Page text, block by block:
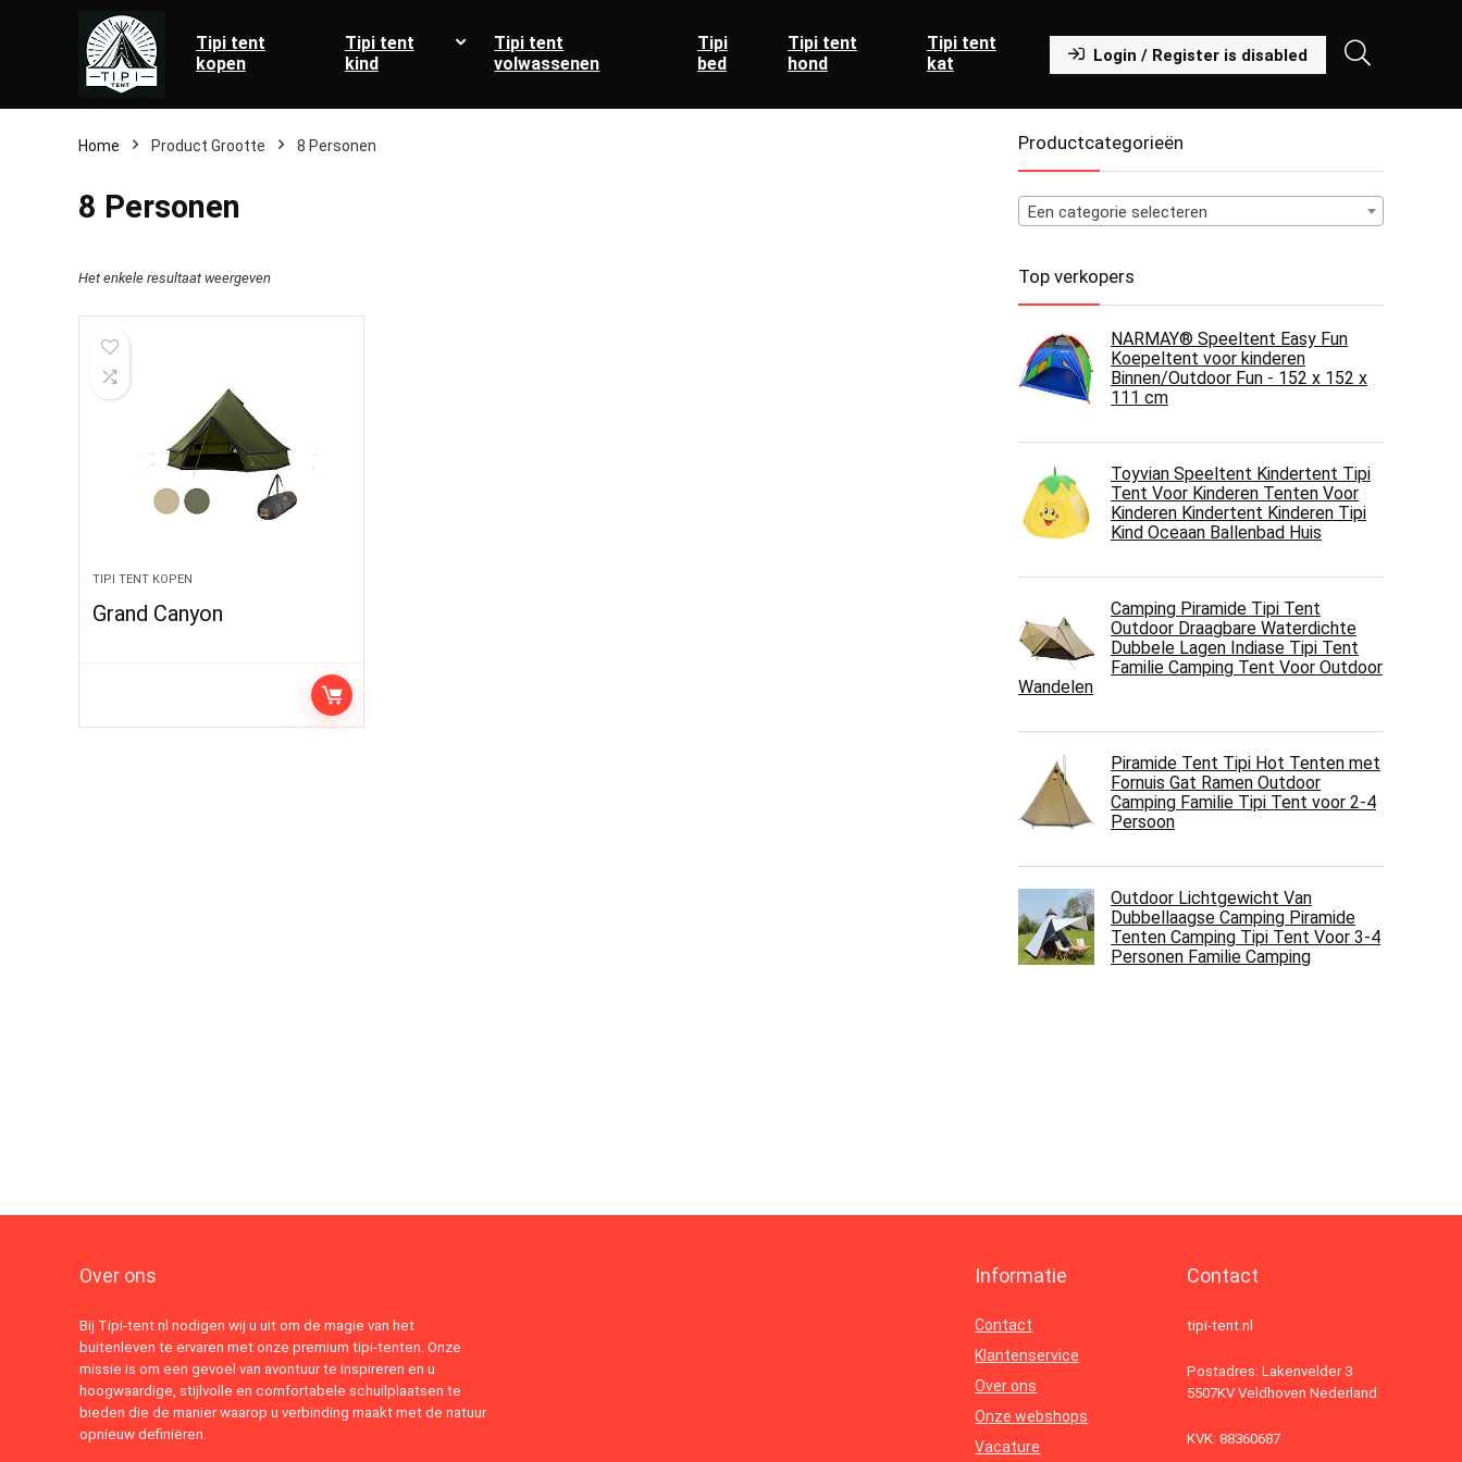
Tipi tent
kopen
Tipi tent
kind
Tipi tent
volwassenen
Tipi
bed
Tipi tent
hond
Tipi tent
kat
Login / Register is disabled
Home Product Grootte ‎8 Personen
‎8 Personen
Het enkele resultaat weergeven
TIPI TENT KOPEN
Grand Canyon
Productcategorieën
Een categorie selecteren
Top verkopers
NARMAY® Speeltent Easy Fun
Koepeltent voor kinderen
Binnen/Outdoor Fun - 152 x 152 x
111 cm
Toyvian Speeltent Kindertent Tipi
Tent Voor Kinderen Tenten Voor
Kinderen Kindertent Kinderen Tipi
Kind Oceaan Ballenbad Huis
Camping Piramide Tipi Tent
Outdoor Draagbare Waterdichte
Dubbele Lagen Indiase Tipi Tent
Familie Camping Tent Voor Outdoor
Wandelen
Piramide Tent Tipi Hot Tenten met
Fornuis Gat Ramen Outdoor
Camping Familie Tipi Tent voor 2-4
Persoon
Outdoor Lichtgewicht Van
Dubbellaagse Camping Piramide
Tenten Camping Tipi Tent Voor 3-4
Personen Familie Camping
Over ons
Bij Tipi-tent.nl nodigen wij u uit om de magie van het
buitenleven te ervaren met onze premium tipi-tenten. Onze
missie is om een gevoel van avontuur te inspireren en u
hoogwaardige, stijlvolle en comfortabele schuilplaatsen te
bieden die de manier waarop u verbinding maakt met de natuur
opnieuw definiëren.
Informatie
Contact
Klantenservice
Over ons
Onze webshops
Vacature
Contact
tipi-tent.nl
Postadres: Lakenvelder 3
5507KV Veldhoven Nederland
KVK: 88360687